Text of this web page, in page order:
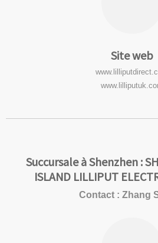
Site web
Succursale à Shenzhen :
ISLAND LILLIPUT
Contact : Zhang